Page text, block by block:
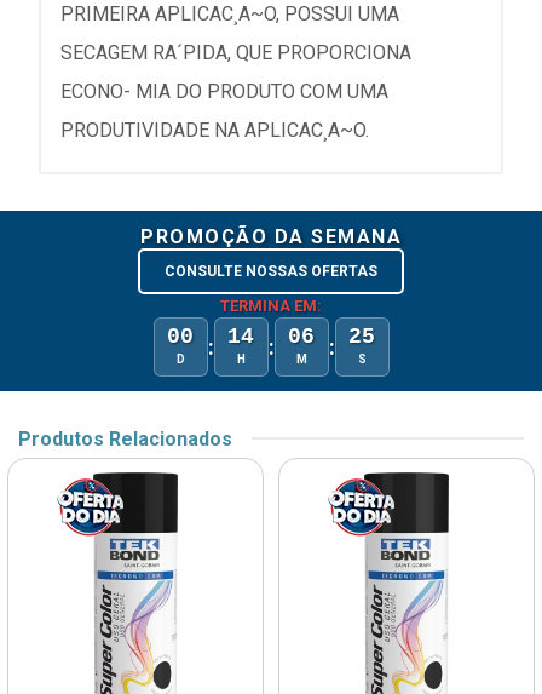
PRIMEIRA APLICAC¸A~O, POSSUI UMA
SECAGEM RA´PIDA, QUE PROPORCIONA
ECONO- MIA DO PRODUTO COM UMA
PRODUTIVIDADE NA APLICAC¸A~O.
PROMOÇÃO DA SEMANA
CONSULTE NOSSAS OFERTAS
TERMINA EM:
00
D : 14
H : 06
M : 24
S
Produtos Relacionados